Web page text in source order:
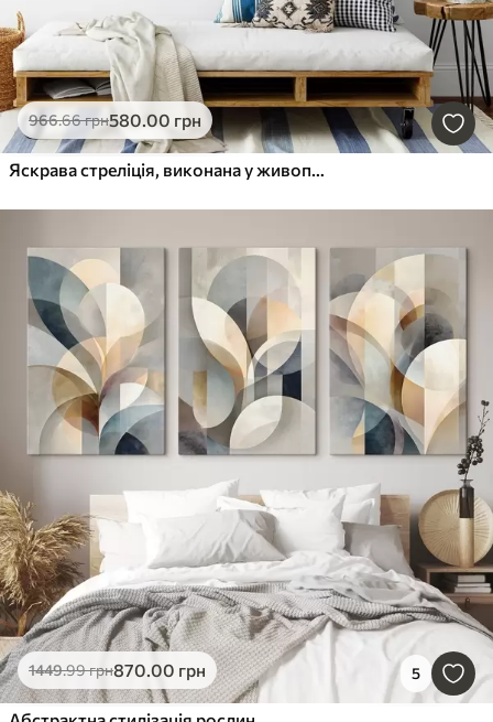
966.66грн580.00 грн
Яскрава стреліція, виконана у живописному стилі
1449.99грн870.00 грн 5